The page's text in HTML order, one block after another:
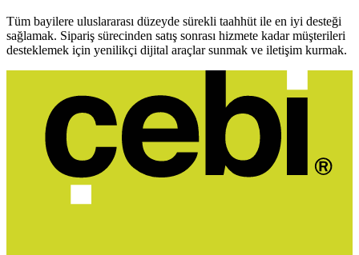
Tüm bayilere uluslararası düzeyde sürekli taahhüt ile en iyi desteği
sağlamak. Sipariş sürecinden satış sonrası hizmete kadar müşterileri
desteklemek için yenilikçi dijital araçlar sunmak ve iletişim kurmak.